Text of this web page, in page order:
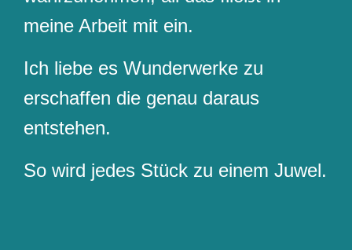
meine Arbeit mit ein.
Ich liebe es Wunderwerke zu
erschaffen die genau daraus
entstehen.
So wird jedes Stück zu einem Juwel.